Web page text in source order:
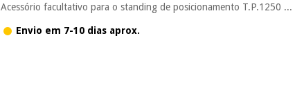
Acessório facultativo para o standing de posicionamento T.P.1250 ...
Envio em 7-10 dias aprox.